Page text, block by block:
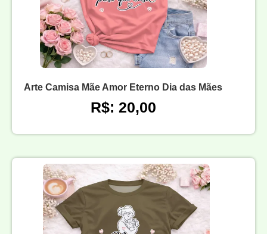
Arte Camisa Mãe Amor Eterno Dia das Mães
R$: 20,00